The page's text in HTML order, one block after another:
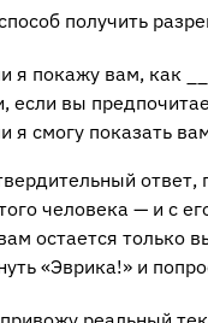
получить
я покажу вам, как
если вы
я смогу показать
человека — и с
остается только
«Эврика!» и